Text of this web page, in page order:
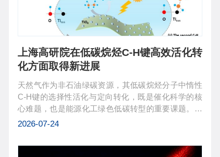
上海高研院在低碳烷烃C-H键高效活化转
化方面取得新进展
天然气作为非石油绿碳资源，其低碳烷烃分子中惰性
C-H键的选择性活化与定向转化，既是催化科学的核
心难题，也是能源化工绿色低碳转型的重要课题。乙
烷是天然气和页岩气的重要组分，将其高效脱氢制取
而大幅减少能耗与碳排放。然而，非...
2026-07-24